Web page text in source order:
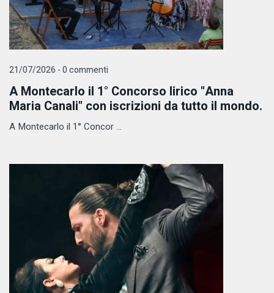
21/07/2026 - 0 commenti
A Montecarlo il 1° Concorso lirico "Anna
Maria Canali" con iscrizioni da tutto il mondo.
A Montecarlo il 1° Concor ...